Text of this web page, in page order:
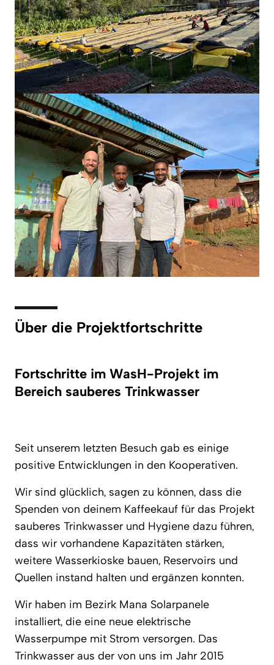
Über die Projektfortschritte
Fortschritte im WasH-Projekt im
Bereich sauberes Trinkwasser
Seit unserem letzten Besuch gab es einige
positive Entwicklungen in den Kooperativen.
Wir sind glücklich, sagen zu können, dass die
Spenden von deinem Kaffeekauf für das Projekt
sauberes Trinkwasser und Hygiene dazu führen,
dass wir vorhandene Kapazitäten stärken,
weitere Wasserkioske bauen, Reservoirs und
Quellen instand halten und ergänzen konnten.
Wir haben im Bezirk Mana Solarpanele
installiert, die eine neue elektrische
Wasserpumpe mit Strom versorgen. Das
Trinkwasser aus der von uns im Jahr 2015